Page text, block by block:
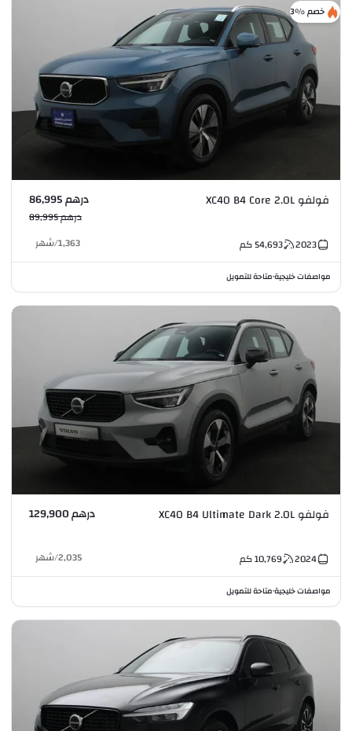
خصم %3
فولفو XC40 B4 Core 2.0L درهم 86,995
درهم 89,995
2023
54,693كم 1,363
/شهر
مواصفات خليجية•متاحة للتمويل
فولفو XC40 B4 Ultimate Dark 2.0L درهم 129,900
2024
10,769كم 2,035
/شهر
مواصفات خليجية•متاحة للتمويل